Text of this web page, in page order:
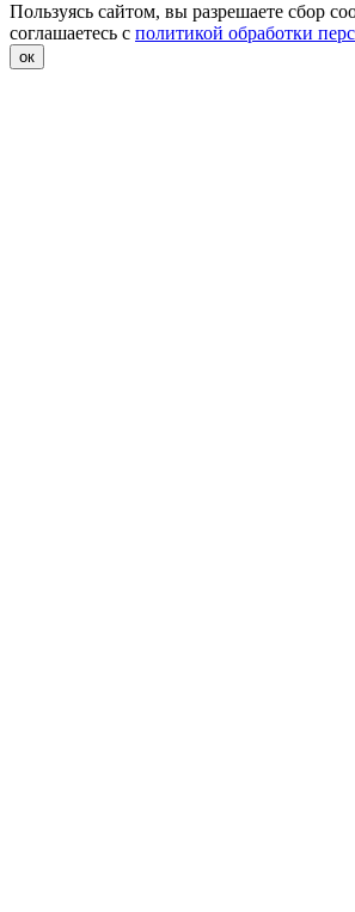
Пользуясь сайтом, вы разрешаете сбор
соглашаетесь с политикой обработки
ок